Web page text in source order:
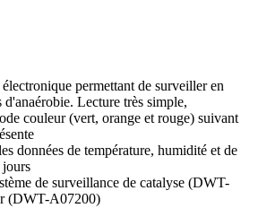
permettant de surveiller en
Lecture très simple,
couleur (vert, orange et rouge) suivant
données de température, humidité et de
jours
de surveillance de catalyse (DWT-
(DWT-A07200)